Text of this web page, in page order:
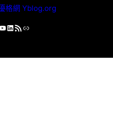
格網 Yblog.org
LinkedIn
RSS 資訊提供連結